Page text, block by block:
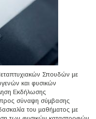
Σπουδών µε
και φυσικών
Εκδήλωσης
σύναψη σύµβασης
του µαθήµατος µε